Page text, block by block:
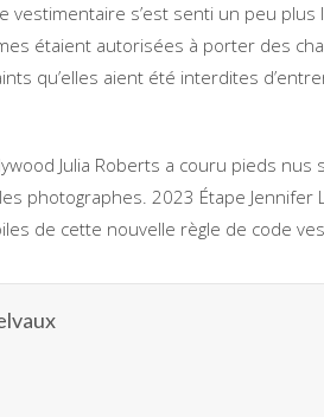
vestimentaire s’est senti un peu plus
étaient autorisées à porter des
qu’elles aient été interdites
Julia Roberts a couru pieds
photographes. 2023 Étape
de cette nouvelle règle de code